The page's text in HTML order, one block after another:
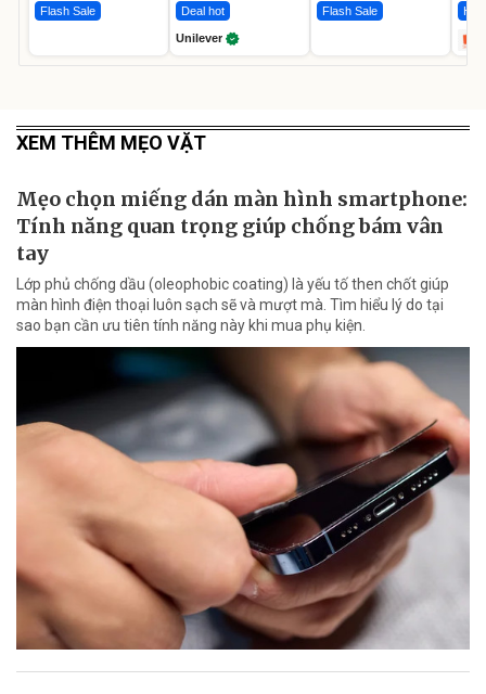
Flash Sale Deal hot
Unilever
Flash Sale Hot
XEM THÊM MẸO VẶT
Mẹo chọn miếng dán màn hình smartphone:
Tính năng quan trọng giúp chống bám vân
tay
Lớp phủ chống dầu (oleophobic coating) là yếu tố then chốt giúp
màn hình điện thoại luôn sạch sẽ và mượt mà. Tìm hiểu lý do tại
sao bạn cần ưu tiên tính năng này khi mua phụ kiện.